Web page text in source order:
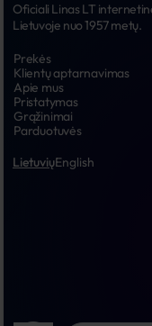
Oficiali Linas LT
Lietuvoje nuo 1957 metų.
Prekės
Klientų aptarnavimas
Apie mus
Pristatymas
Grąžinimai
Parduotuvės
LietuviųEnglish